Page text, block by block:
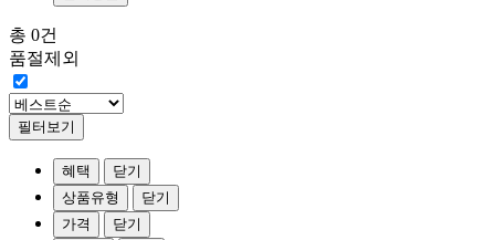
총 0건
품절제외
필터보기
혜택
닫기
상품유형
닫기
가격
닫기